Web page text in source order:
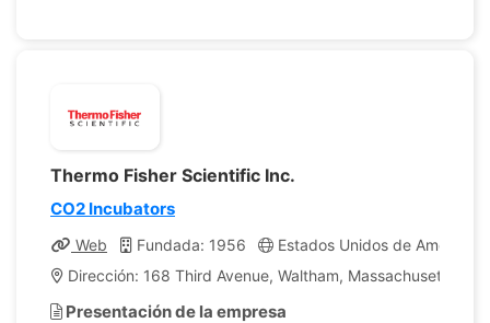
Thermo Fisher Scientific Inc.
CO2 Incubators
Web Fundada: 1956
Estados Unidos de América
Dirección: 168 Third Avenue, Waltham, Massachusetts,
Presentación de la empresa